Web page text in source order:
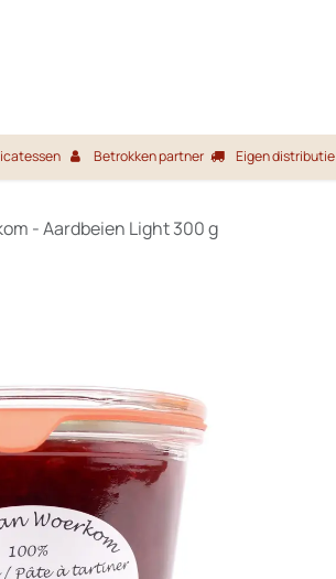
Betrokken partner Eigen distributie
- Aardbeien Light 300 g